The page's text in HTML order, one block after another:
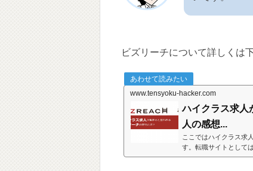
ビズリーチについて詳しくは
www.tensyoku-hacker.com
あわせて読みたい
ハイクラス求人
人の感想...
ここではハイクラス求
す。転職サイトとして